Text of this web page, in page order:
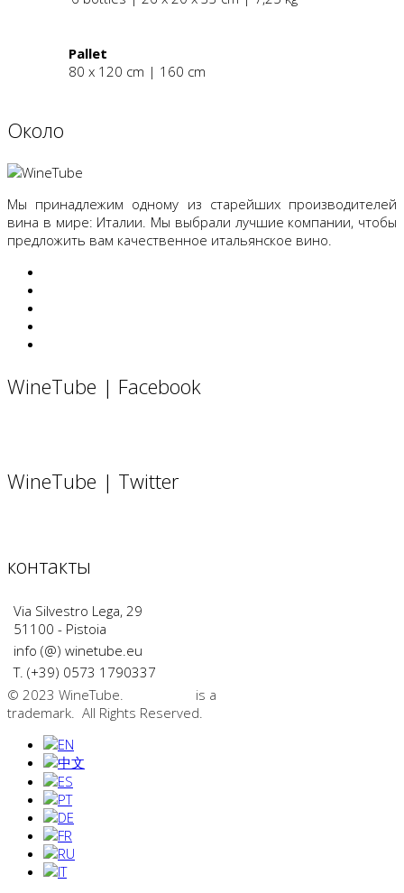
Pallet
80 x 120 cm | 160 cm
Oколо
Мы принадлежим одному из старейших производителей
вина в мире: Италии. Мы выбрали лучшие компании, чтобы
предложить вам качественное итальянское вино.
WineTube | Facebook
WineTube | Twitter
контакты
Via Silvestro Lega, 29
51100 - Pistoia
info (@) winetube.eu
T. (+39) 0573 1790337
© 2023 WineTube.
is a
trademark. All Rights Reserved.